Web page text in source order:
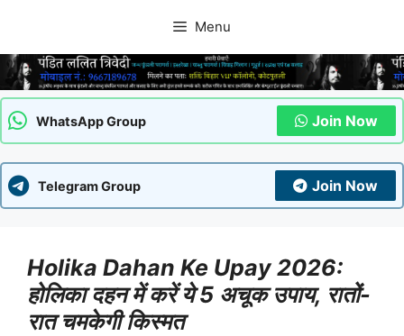
content
Menu
WhatsApp Group Join Now
Telegram Group Join Now
Holika Dahan Ke Upay 2026:
होलिका दहन में करें ये 5 अचूक उपाय, रातों-
रात चमकेगी किस्मत